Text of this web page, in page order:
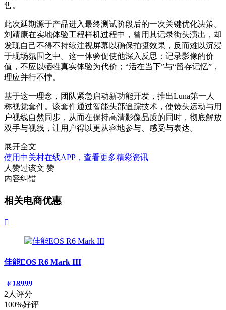
售。
此次延期源于产品进入最终测试阶段后的一次关键优化决策。
刘靖康在实地体验工程样机过程中，曾用其记录街头演出，却
发现自己不得不持续注视屏幕以确保拍摄效果，反而难以沉浸
于现场氛围之中。这一体验促使他深入反思：记录影像的价
值，不应以牺牲真实体验为代价；“活在当下”与“留存记忆”，
理应并行不悖。
基于这一理念，团队紧急启动新功能开发，推出Luna第一人
称视觉套件。该套件通过智能头部追踪技术，使镜头运动与用
户视线自然同步，从而在保持高清影像品质的同时，彻底解放
双手与视线，让用户得以更从容地参与、感受与表达。
展开全文
使用中关村在线APP，查看更多精彩资讯
人赞过该文 赞
内容纠错
相关电商优惠

佳能EOS R6 Mark III
￥18999
2人评分
100%好评